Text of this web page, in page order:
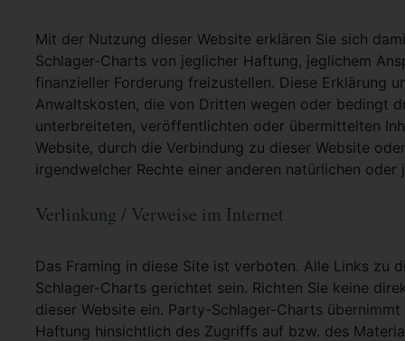
Mit der Nutzung dieser Website erklären Sie sich
Schlager-Charts von jeglicher Haftung, jeglichem
finanzieller Forderung freizustellen. Diese Erklärung
Anwaltskosten, die von Dritten wegen oder bedingt
unterbreiteten, veröffentlichten oder übermittelten
Website, durch die Verbindung zu dieser Website
irgendwelcher Rechte einer anderen natürlichen oder
Verlinkung / Verweise im Internet
Das Framing in diese Site ist verboten. Alle Links zu
Schlager-Charts gerichtet sein. Richten Sie keine
dieser Website ein. Party-Schlager-Charts
Haftung hinsichtlich des Zugriffs auf bzw. des